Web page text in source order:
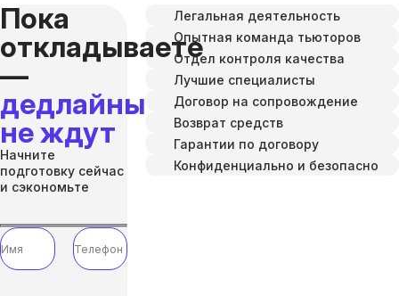
Пока
откладываете
—
дедлайны
не ждут
Начните
подготовку сейчас
и сэкономьте
Легальная деятельность
Опытная команда тьюторов
Отдел контроля качества
Лучшие специалисты
Договор на сопровождение
Возврат средств
Гарантии по договору
Конфиденциально и безопасно